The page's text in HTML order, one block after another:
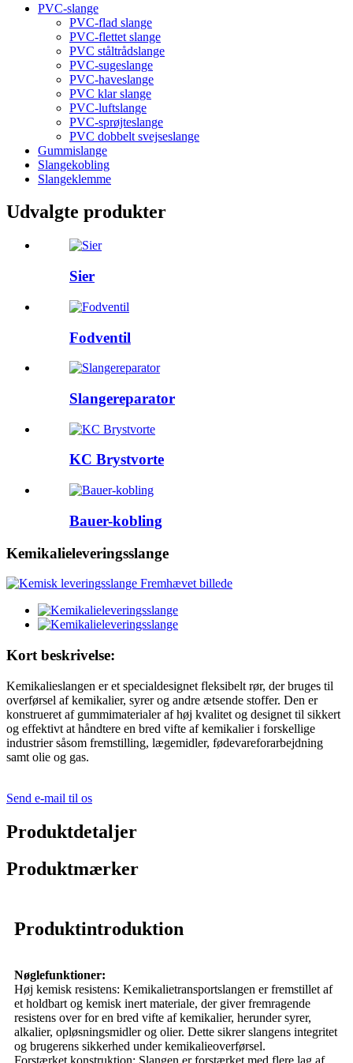
PVC-slange
PVC-flad slange
PVC-flettet slange
PVC ståltrådslange
PVC-sugeslange
PVC-haveslange
PVC klar slange
PVC-luftslange
PVC-sprøjteslange
PVC dobbelt svejseslange
Gummislange
Slangekobling
Slangeklemme
Udvalgte produkter
Sier
Fodventil
Slangereparator
KC Brystvorte
Bauer-kobling
Kemikalieleveringsslange
Kort beskrivelse:
Kemikalieslangen er et specialdesignet fleksibelt rør, der bruges til
overførsel af kemikalier, syrer og andre ætsende stoffer. Den er
konstrueret af gummimaterialer af høj kvalitet og designet til sikkert
og effektivt at håndtere en bred vifte af kemikalier i forskellige
industrier såsom fremstilling, lægemidler, fødevareforarbejdning
samt olie og gas.
Send e-mail til os
Produktdetaljer
Produktmærker
Produktintroduktion
Nøglefunktioner:
Høj kemisk resistens: Kemikalietransportslangen er fremstillet af
et holdbart og kemisk inert materiale, der giver fremragende
resistens over for en bred vifte af kemikalier, herunder syrer,
alkalier, opløsningsmidler og olier. Dette sikrer slangens integritet
og brugerens sikkerhed under kemikalieoverførsel.